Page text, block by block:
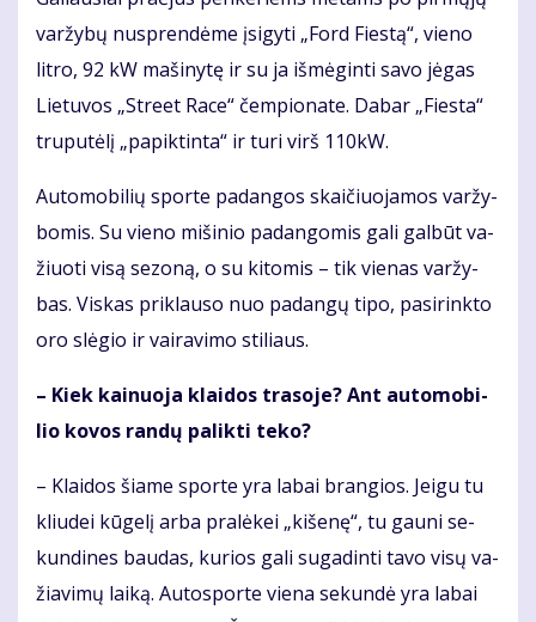
var­žy­bų nu­spren­dė­me įsi­gy­ti „Ford Fies­tą“, vie­no
lit­ro, 92 kW ma­ši­ny­tę ir su ja iš­mė­gin­ti sa­vo jė­gas
Lie­tu­vos „Stre­et Ra­ce“ čem­pio­na­te. Da­bar „Fies­ta“
tru­pu­tė­lį „pa­pik­tin­ta“ ir tu­ri virš 110kW.
Au­to­mo­bi­lių spor­te pa­dan­gos skai­čiuo­ja­mos var­žy­
bo­mis. Su vie­no mi­ši­nio pa­dan­go­mis ga­li gal­būt va­
žiuo­ti vi­są se­zo­ną, o su ki­to­mis – tik vie­nas var­žy­
bas. Vis­kas pri­klau­so nuo pa­dan­gų ti­po, pa­si­rink­to
oro slė­gio ir vai­ra­vi­mo sti­liaus.
– Kiek kai­nuo­ja klai­dos tra­so­je? Ant au­to­mo­bi­
lio ko­vos ran­dų pa­lik­ti te­ko?
– Klai­dos šia­me spor­te yra la­bai bran­gios. Jei­gu tu
kliu­dei kū­ge­lį ar­ba pra­lė­kei „ki­še­nę“, tu gau­ni se­
kun­di­nes bau­das, ku­rios ga­li su­ga­din­ti ta­vo vi­sų va­
žia­vi­mų lai­ką. Au­to­spor­te vie­na se­kun­dė yra la­bai